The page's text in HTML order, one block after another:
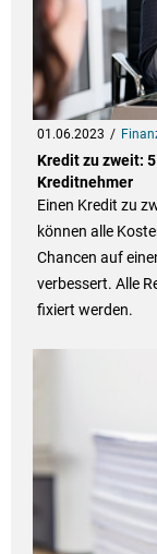
01.06.2023
Kredit zu zweit:
Kreditnehmer
Einen Kredit zu
können alle
Chancen auf
verbessert. Alle
fixiert werden.